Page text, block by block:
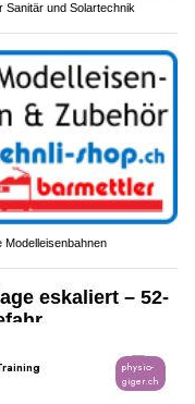
Sanitär und Solartechnik
Modelleisenbahnen
eskaliert – 52-